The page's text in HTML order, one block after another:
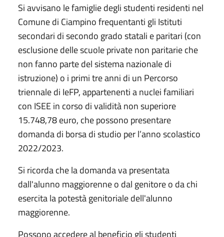
Si avvisano le famiglie degli studenti residenti nel
Comune di Ciampino frequentanti gli Istituti
secondari di secondo grado statali e paritari (con
esclusione delle scuole private non paritarie che
non fanno parte del sistema nazionale di
istruzione) o i primi tre anni di un Percorso
triennale di IeFP, appartenenti a nuclei familiari
con ISEE in corso di validità non superiore
15.748,78 euro, che possono presentare
domanda di borsa di studio per l’anno scolastico
2022/2023.
Si ricorda che la domanda va presentata
dall'alunno maggiorenne o dal genitore o da chi
esercita la potestà genitoriale dell'alunno
maggiorenne.
Possono accedere al beneficio gli studenti